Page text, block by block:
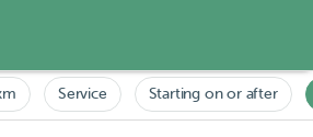
Service Starting on or after